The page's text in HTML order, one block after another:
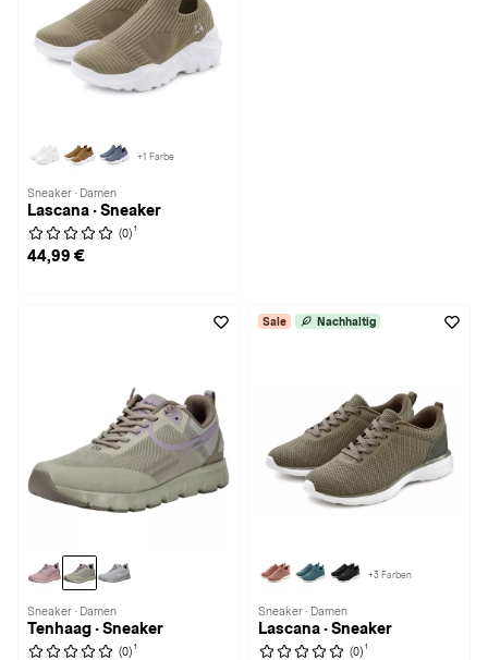
+1 Farbe
Sneaker · Damen
Lascana · Sneaker
(0) 1
44,99 €
Sneaker · Damen
Tenhaag · Sneaker
(0) 1
Sale Nachhaltig
+3 Farben
Sneaker · Damen
Lascana · Sneaker
(0) 1